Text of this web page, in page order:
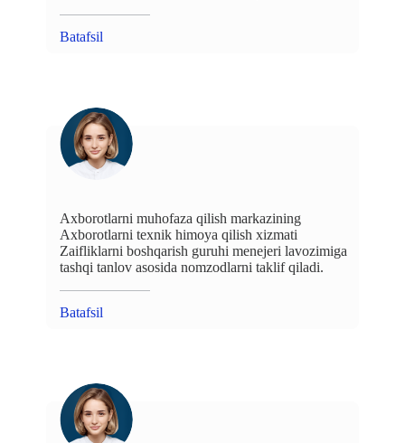
Batafsil
Axborotlarni muhofaza qilish markazining
Axborotlarni texnik himoya qilish xizmati
Zaifliklarni boshqarish guruhi menejeri lavozimiga
tashqi tanlov asosida nomzodlarni taklif qiladi.
Batafsil